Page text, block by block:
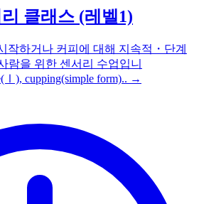
클래스 (레벨1)
작하거나 커피에 대해 지속적・단계
람을 위한 센서리 수업입니
cupping(simple form).. →